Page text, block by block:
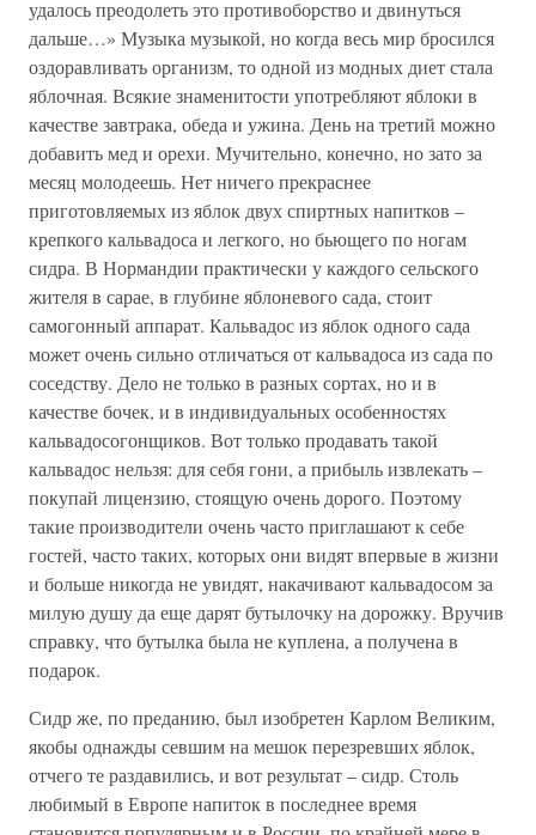
удалось преодолеть это противоборство и двинуться
дальше…» Музыка музыкой, но когда весь мир бросился
оздоравливать организм, то одной из модных диет стала
яблочная. Всякие знаменитости употребляют яблоки в
качестве завтрака, обеда и ужина. День на третий можно
добавить мед и орехи. Мучительно, конечно, но зато за
месяц молодеешь. Нет ничего прекраснее
приготовляемых из яблок двух спиртных напитков –
крепкого кальвадоса и легкого, но бьющего по ногам
сидра. В Нормандии практически у каждого сельского
жителя в сарае, в глубине яблоневого сада, стоит
самогонный аппарат. Кальвадос из яблок одного сада
может очень сильно отличаться от кальвадоса из сада по
соседству. Дело не только в разных сортах, но и в
качестве бочек, и в индивидуальных особенностях
кальвадосогонщиков. Вот только продавать такой
кальвадос нельзя: для себя гони, а прибыль извлекать –
покупай лицензию, стоящую очень дорого. Поэтому
такие производители очень часто приглашают к себе
гостей, часто таких, которых они видят впервые в жизни
и больше никогда не увидят, накачивают кальвадосом за
милую душу да еще дарят бутылочку на дорожку. Вручив
справку, что бутылка была не куплена, а получена в
подарок.
Сидр же, по преданию, был изобретен Карлом Великим,
якобы однажды севшим на мешок перезревших яблок,
отчего те раздавились, и вот результат – сидр. Столь
любимый в Европе напиток в последнее время